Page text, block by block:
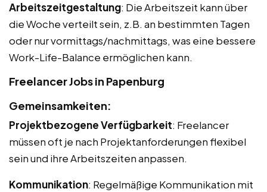
Arbeitszeitgestaltung: Die Arbeitszeit kann über
die Woche verteilt sein, z.B. an bestimmten Tagen
oder nur vormittags/nachmittags, was eine bessere
Work-Life-Balance ermöglichen kann.
Freelancer Jobs in Papenburg
Gemeinsamkeiten:
Projektbezogene Verfügbarkeit: Freelancer
müssen oft je nach Projektanforderungen flexibel
sein und ihre Arbeitszeiten anpassen.
Kommunikation: Regelmäßige Kommunikation mit